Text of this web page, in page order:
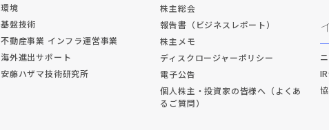
環境
基盤技術
不動産事業 インフラ運営事業
海外進出サポート
安藤ハザマ技術研究所
株主総会
報告書（ビジネスレポート）
株主メモ
ディスクロージャーポリシー
電子公告
個人株主・投資家の皆様へ（よくあ
るご質問）